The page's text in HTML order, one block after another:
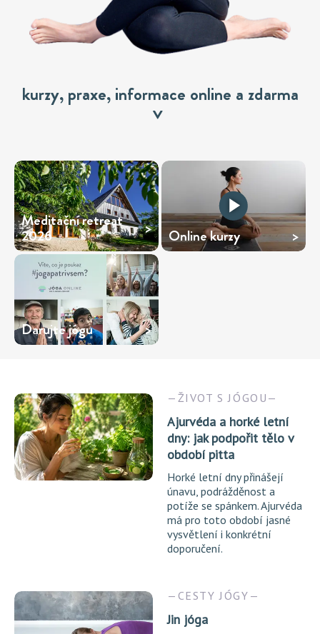
kurzy, praxe, informace online a zdarma
Meditační retreat
2026 Online kurzy
Darujte jógu
ŽIVOT S JÓGOU
Ajurvéda a horké letní
dny: jak podpořit tělo v
období pitta
Horké letní dny přinášejí
únavu, podrážděnost a
potíže se spánkem. Ajurvéda
má pro toto období jasné
vysvětlení i konkrétní
doporučení.
CESTY JÓGY
Jin jóga